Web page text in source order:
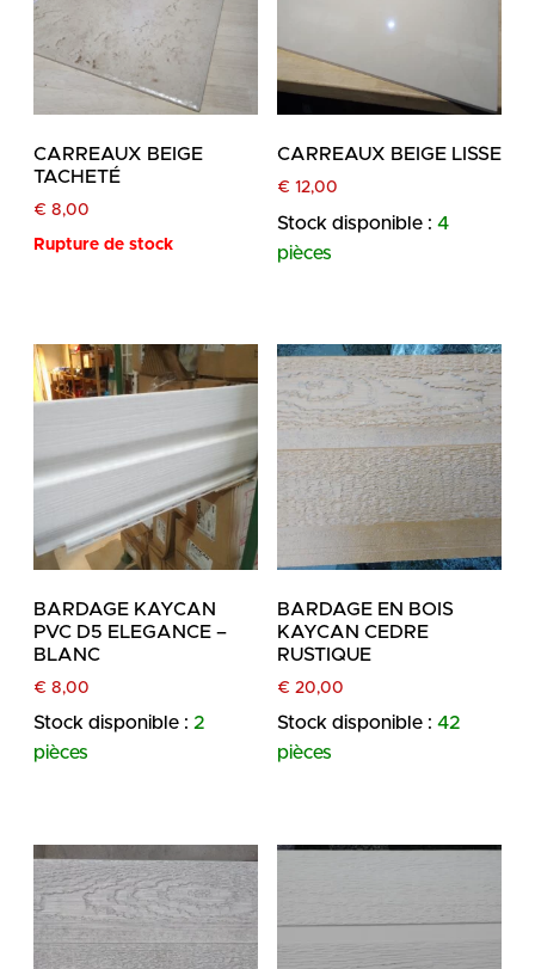
CARREAUX BEIGE
TACHETÉ
€ 8,00
Rupture de stock
CARREAUX BEIGE LISSE
€ 12,00
Stock disponible : 4
pièces
BARDAGE KAYCAN
PVC D5 ELEGANCE –
BLANC
€ 8,00
Stock disponible : 2
pièces
BARDAGE EN BOIS
KAYCAN CEDRE
RUSTIQUE
€ 20,00
Stock disponible : 42
pièces